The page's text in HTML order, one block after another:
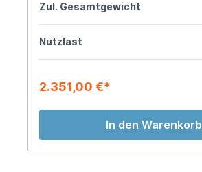
Zul. Gesamtgewicht
Nutzlast
2.351,00 €*
In den Warenkorb